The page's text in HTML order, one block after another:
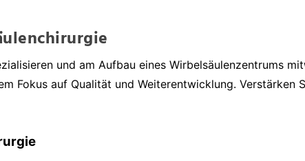
und am Aufbau eines Wirbelsäulenzentrums
Fokus auf Qualität und Weiterentwicklung. Verstärken